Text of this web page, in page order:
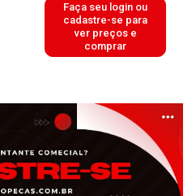
Faça seu login ou
cadastre-se para
ver preços e
comprar